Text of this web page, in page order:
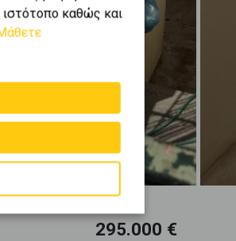
295.000 €
ιστότοπο καθώς και